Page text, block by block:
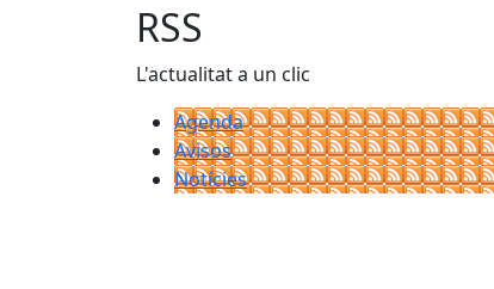
RSS
L'actualitat a un clic
Agenda
Avisos
Notícies